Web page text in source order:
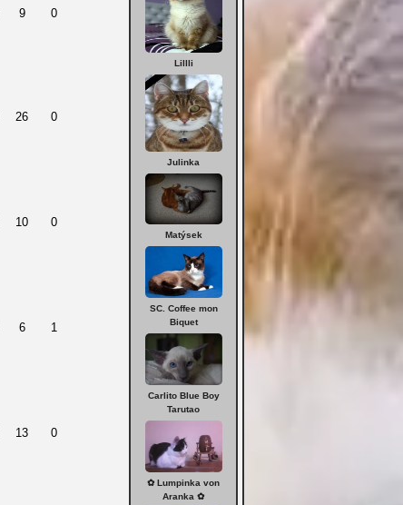
Lillli
Julinka
Matýsek
SC. Coffee mon
Biquet
Carlito Blue Boy
Tarutao
✿ Lumpinka von
Aranka ✿
9 0
26 0
10 0
6 1
13 0